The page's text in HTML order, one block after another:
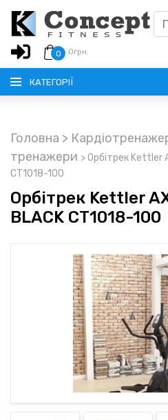
0 0грн.
КАТЕГОРІЇ
РУССКИЙ
ГОЛОВНА
ДОСТАВКА
Головна >
тренажери >Орбітрек Kettler
CT1018-100
Орбітрек Kettler
BLACK CT1018-100